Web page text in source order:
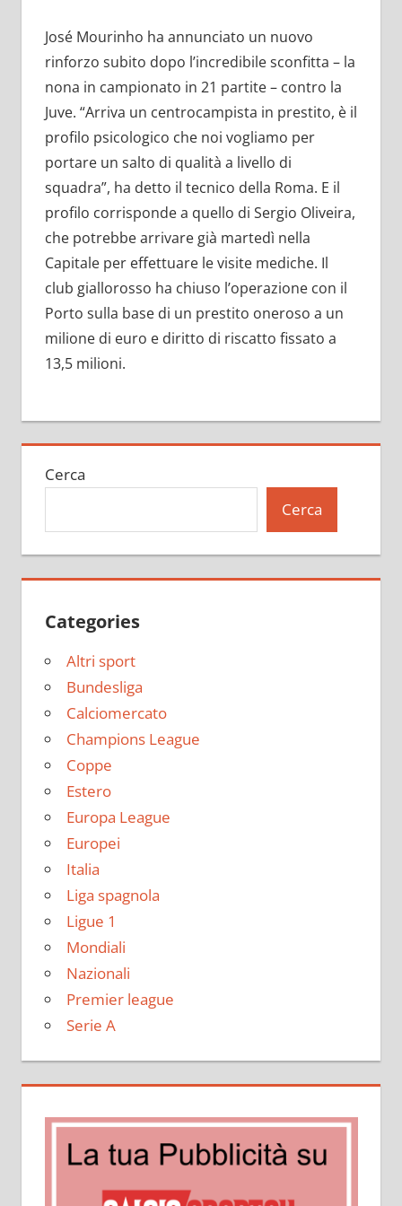
José Mourinho ha annunciato un nuovo
rinforzo subito dopo l’incredibile sconfitta – la
nona in campionato in 21 partite – contro la
Juve. “Arriva un centrocampista in prestito, è il
profilo psicologico che noi vogliamo per
portare un salto di qualità a livello di
squadra”, ha detto il tecnico della Roma. E il
profilo corrisponde a quello di Sergio Oliveira,
che potrebbe arrivare già martedì nella
Capitale per effettuare le visite mediche. Il
club giallorosso ha chiuso l’operazione con il
Porto sulla base di un prestito oneroso a un
milione di euro e diritto di riscatto fissato a
13,5 milioni.
Cerca
Cerca
Categories
Altri sport
Bundesliga
Calciomercato
Champions League
Coppe
Estero
Europa League
Europei
Italia
Liga spagnola
Ligue 1
Mondiali
Nazionali
Premier league
Serie A